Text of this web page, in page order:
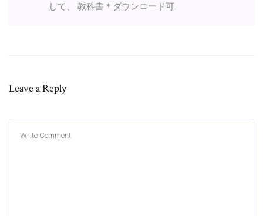
して、 教科書＊ダウンロード可.
Leave a Reply